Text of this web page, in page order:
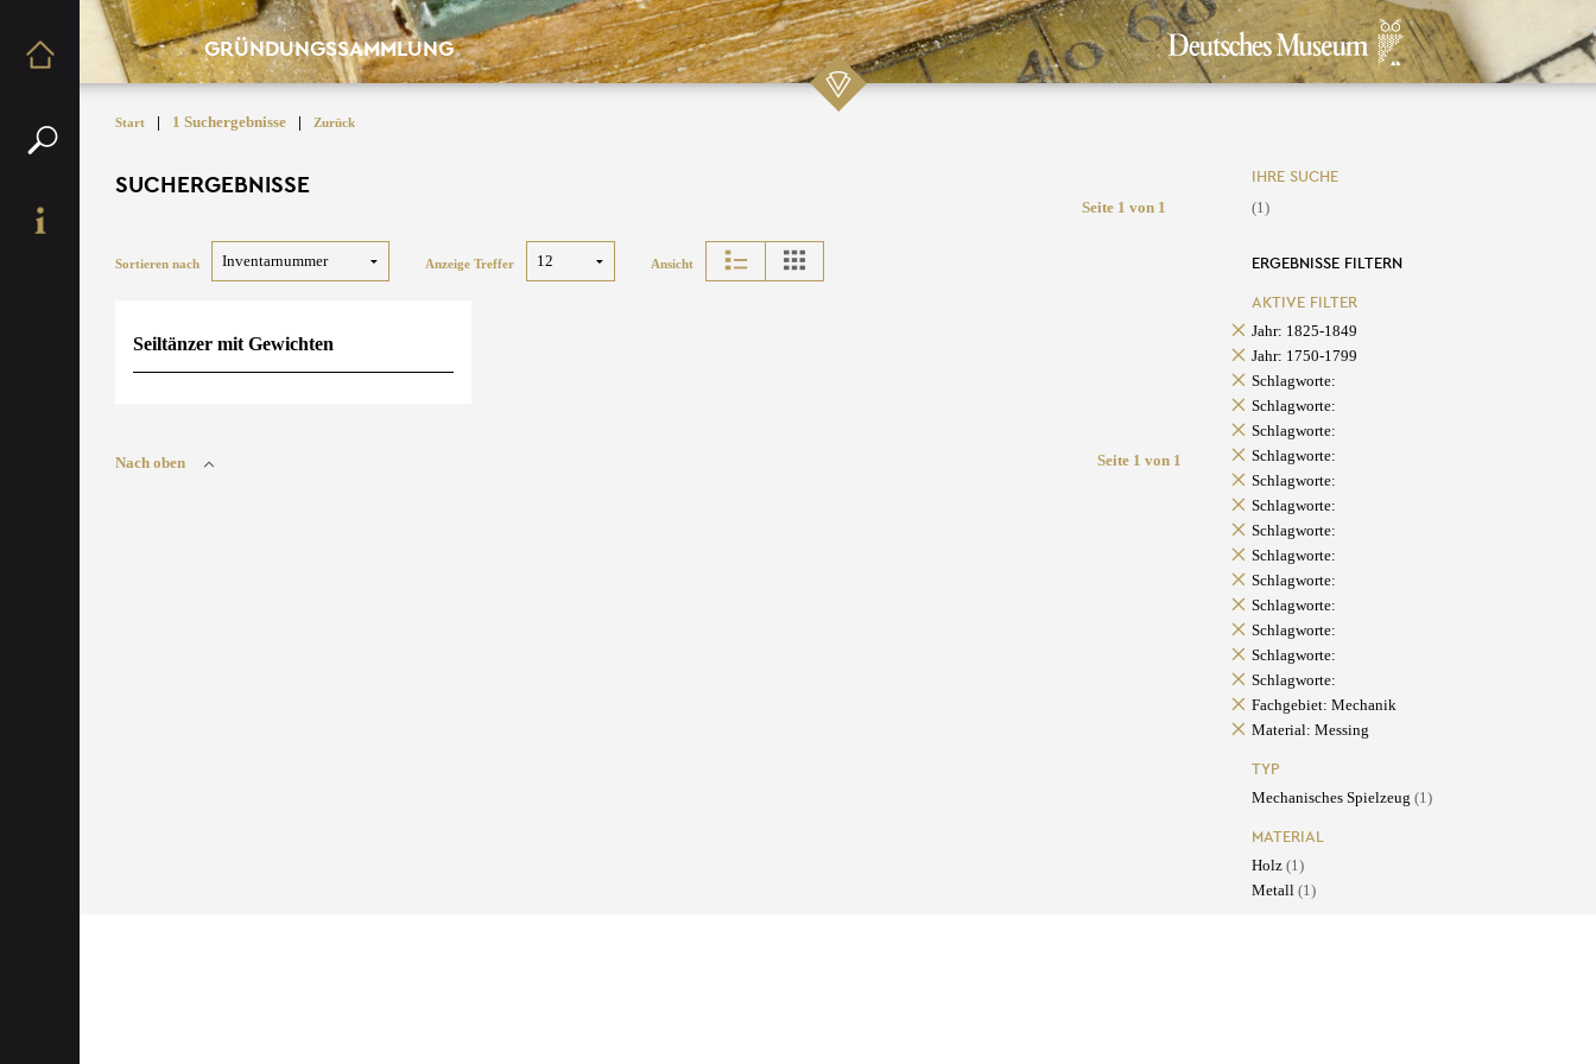
GRÜNDUNGSSAMMLUNG
Start | 1 Suchergebnisse | Zurück
SUCHERGEBNISSE
Seite 1 von 1
Sortieren nach Anzeige Treffer Ansicht
Seiltänzer mit Gewichten
Nach oben Seite 1 von 1
IHRE SUCHE
(1)
ERGEBNISSE FILTERN
AKTIVE FILTER
Jahr: 1825-1849
Jahr: 1750-1799
Schlagworte:
Schlagworte:
Schlagworte:
Schlagworte:
Schlagworte:
Schlagworte:
Schlagworte:
Schlagworte:
Schlagworte:
Schlagworte:
Schlagworte:
Schlagworte:
Schlagworte:
Fachgebiet: Mechanik
Material: Messing
TYP
Mechanisches Spielzeug (1)
MATERIAL
Holz (1)
Metall (1)